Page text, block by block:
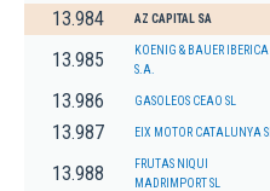
13.984 AZ CAPITAL SA
13.985
KOENIG & BAUER IBERICA
S.A.
13.986 GASOLEOS CEAO SL
13.987 EIX MOTOR CATALUNYA SL
13.988
FRUTAS NIQUI
MADRIMPORT SL